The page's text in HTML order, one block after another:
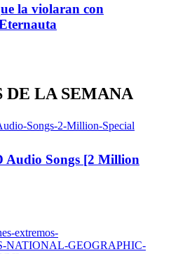
la violaran con
DE LA SEMANA
Audio Songs [2 Million